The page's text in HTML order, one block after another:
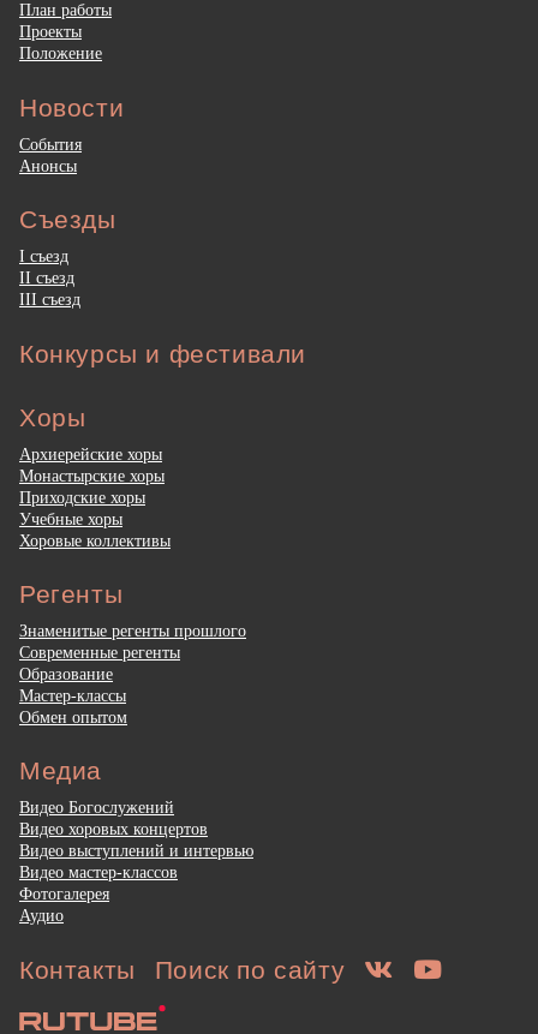
План работы
Проекты
Положение
Новости
События
Анонсы
Съезды
I съезд
II съезд
III съезд
Конкурсы и фестивали
Хоры
Архиерейские хоры
Монастырские хоры
Приходские хоры
Учебные хоры
Хоровые коллективы
Регенты
Знаменитые регенты прошлого
Современные регенты
Образование
Мастер-классы
Обмен опытом
Медиа
Видео Богослужений
Видео хоровых концертов
Видео выступлений и интервью
Видео мастер-классов
Фотогалерея
Аудио
Контакты Поиск по сайту